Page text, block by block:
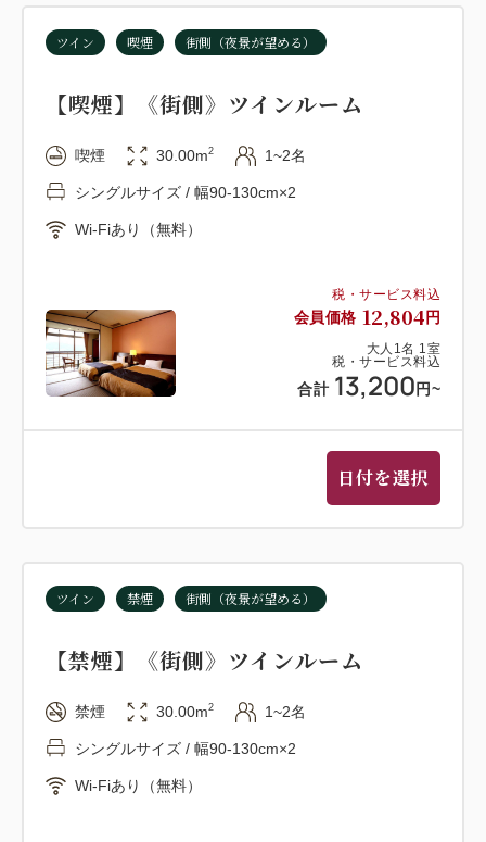
税・サービス料込
会員価格 12,804 円
大人 1名 1室
税・サービス料込
合計 13,200 円~
ツイン 喫煙 街側（夜景が望める）
【喫煙】《街側》ツインルーム
喫煙 30.00m2 1~2名
シングルサイズ / 幅90-130cm×2
Wi-Fiあり（無料）
日付を選択
ツイン 禁煙 街側（夜景が望める）
【禁煙】《街側》ツインルーム
禁煙 30.00m2 1~2名
シングルサイズ / 幅90-130cm×2
Wi-Fiあり（無料）